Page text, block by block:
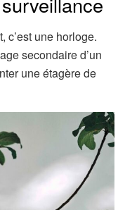
c’est une horloge.
secondaire d’un
une étagère de